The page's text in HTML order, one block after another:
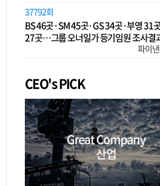
37792회
BS 46곳·SM 45곳·GS 34곳·부영 31
27곳…그룹 오너일가 등기임원 조사결
파이
CEO's PICK